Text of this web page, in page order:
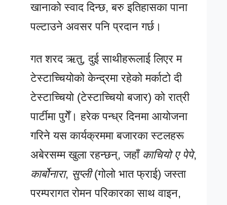
खानाको स्वाद दिन्छ, बरु इतिहासका पाना
पल्टाउने अवसर पनि प्रदान गर्छ।
गत शरद ऋतु, दुई साथीहरूलाई लिएर म
टेस्टाच्चियोको केन्द्रमा रहेको मर्काटो दी
टेस्टाच्चियो (टेस्टाच्चियो बजार) को रात्री
पार्टीमा पुगेँ। हरेक पन्ध्र दिनमा आयोजना
गरिने यस कार्यक्रममा बजारका स्टलहरू
अबेरसम्म खुला रहन्छन्, जहाँ काचियो ए पेपे,
कार्बोनारा, सुप्ली(गोलो भात फ्राई) जस्ता
परम्परागत रोमन परिकारका साथ वाइन,